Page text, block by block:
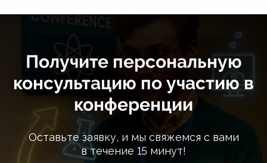
Получите персональную
консультацию по участию в
конференции
Оставьте заявку, и мы свяжемся с вами
в течение 15 минут!